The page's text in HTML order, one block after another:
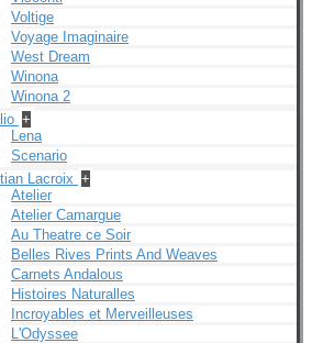
Voltige
Voyage Imaginaire
West Dream
Winona
Winona 2
+
Lena
Scenario
Lacroix +
Atelier
Atelier Camargue
Au Theatre ce Soir
Belles Rives Prints And Weaves
Carnets Andalous
Histoires Naturalles
Incroyables et Merveilleuses
L'Odyssee